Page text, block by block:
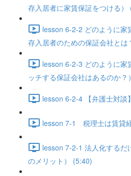
存入居者に家賃保証をつける）
lesson 6-2-2 どのように家
存入居者のための保証会社とは
lesson 6-2-3 どのように家
ッチする保証会社はあるのか？
lesson 6-2-4 【弁護士対談
lesson 7-1 税理士は賃貸
lesson 7-2-1 法人化するだ
のメリット） (5:40)